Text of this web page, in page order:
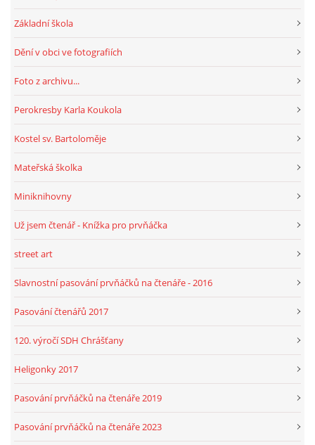
© 2026 eStránky.cz WebSlice Aktualizováno: 1. 8. 2026
Základní škola
Dění v obci ve fotografiích
Foto z archivu...
Perokresby Karla Koukola
Kostel sv. Bartoloměje
Mateřská školka
Miniknihovny
Už jsem čtenář - Knížka pro prvňáčka
street art
Slavnostní pasování prvňáčků na čtenáře - 2016
Pasování čtenářů 2017
120. výročí SDH Chrášťany
Heligonky 2017
Pasování prvňáčků na čtenáře 2019
Pasování prvňáčků na čtenáře 2023